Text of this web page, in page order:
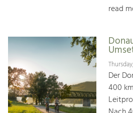
read
Der
400